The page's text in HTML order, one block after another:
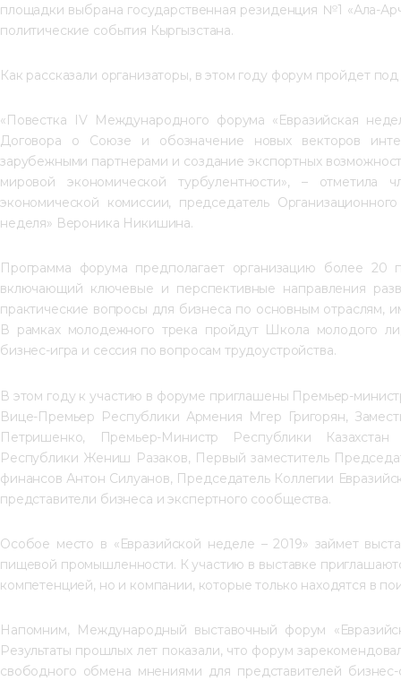
площадки выбрана государственная резиденция №1 «Ала-
политические события Кыргызстана.
Как рассказали организаторы, в этом году форум пройдет
«Повестка IV Международного форума «Евразийская
Договора о Союзе и обозначение новых векторов
зарубежными партнерами и создание экспортных
мировой экономической турбулентности», –
экономической комиссии, председатель
неделя» Вероника Никишина.
Программа форума предполагает организацию более
включающий ключевые и перспективные направления
практические вопросы для бизнеса по основным
В рамках молодежного трека пройдут Школа молодого
бизнес-игра и сессия по вопросам трудоустройства.
В этом году к участию в форуме приглашены Премьер-
Вице-Премьер Республики Армения Мгер Григорян,
Петришенко, Премьер-Министр Республики
Республики Жениш Разаков, Первый заместитель
финансов Антон Силуанов, Председатель Коллегии
представители бизнеса и экспертного сообщества.
Особое место в «Евразийской неделе – 2019» займет
пищевой промышленности. К участию в выставке
компетенцией, но и компании, которые только находятся в
Напомним, Международный выставочный форум
Результаты прошлых лет показали, что форум
свободного обмена мнениями для представителей